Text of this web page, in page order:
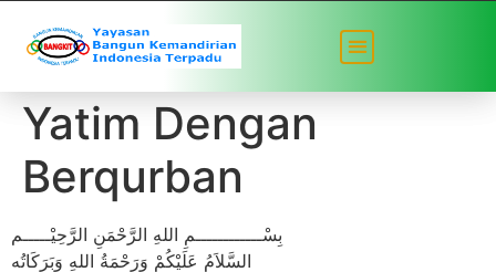
Yuk Muliakan Anak
Yatim Dengan
Berqurban
بِسْــــــــــــمِ اللهِ الرَّحْمَنِ الرَّحِيْـــــم
السَّلاَمُ عَلَيْكُمْ وَرَحْمَةُ اللهِ وَبَرَكَاتُه